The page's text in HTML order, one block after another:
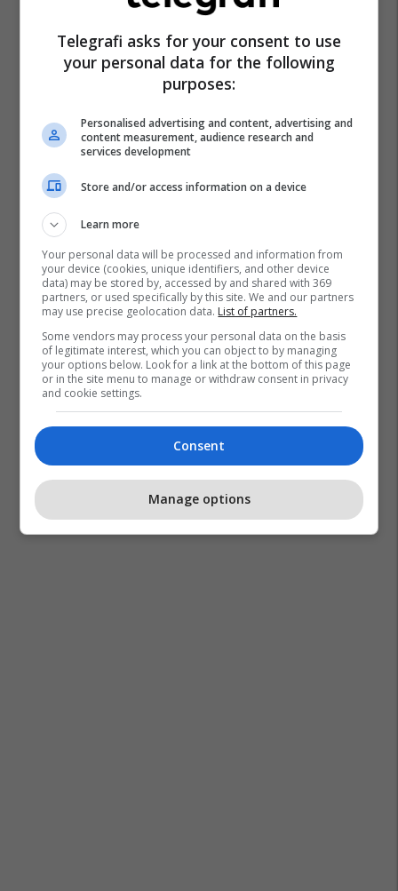
Telegrafi asks for your consent to use
your personal data for the following
purposes:
Personalised advertising and content, advertising and
content measurement, audience research and
services development
Store and/or access information on a device
Learn more
Your personal data will be processed and information from
your device (cookies, unique identifiers, and other device
data) may be stored by, accessed by and shared with 369
partners, or used specifically by this site. We and our partners
may use precise geolocation data. List of partners.
Some vendors may process your personal data on the basis
of legitimate interest, which you can object to by managing
your options below. Look for a link at the bottom of this page
or in the site menu to manage or withdraw consent in privacy
and cookie settings.
Consent
Manage options